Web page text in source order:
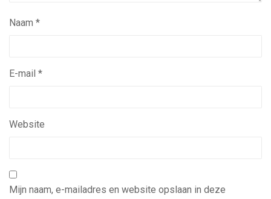
Naam *
E-mail *
Website
Mijn naam, e-mailadres en website opslaan in deze